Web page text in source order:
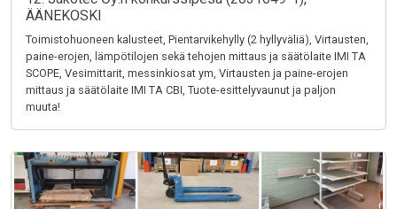
ÄÄNEKOSKI
Toimistohuoneen kalusteet, Pientarvikehylly (2 hyllyväliä), Virtausten,
paine-erojen, lämpötilojen sekä tehojen mittaus ja säätölaite IMI TA
SCOPE, Vesimittarit, messinkiosat ym, Virtausten ja paine-erojen
mittaus ja säätölaite IMI TA CBI, Tuote-esittelyvaunut ja paljon
muuta!